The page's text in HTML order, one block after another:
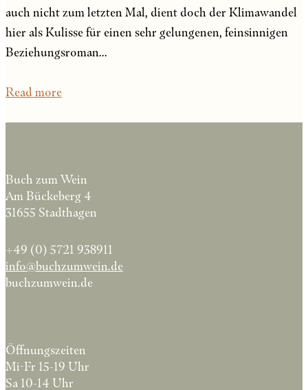
auch nicht zum letzten Mal, dient doch der Klimawandel
hier als Kulisse für einen sehr gelungenen, feinsinnigen
Beziehungsroman...
Read more
Buch zum Wein
Am Bückeberg 4
31655 Stadthagen
+49 (0) 5721 938911
info@buchzumwein.de
buchzumwein.de
Öffnungszeiten
Mi-Fr 15-19 Uhr
Sa 10-14 Uhr